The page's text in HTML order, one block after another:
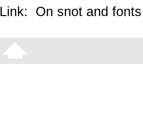
Link: On snot and fonts